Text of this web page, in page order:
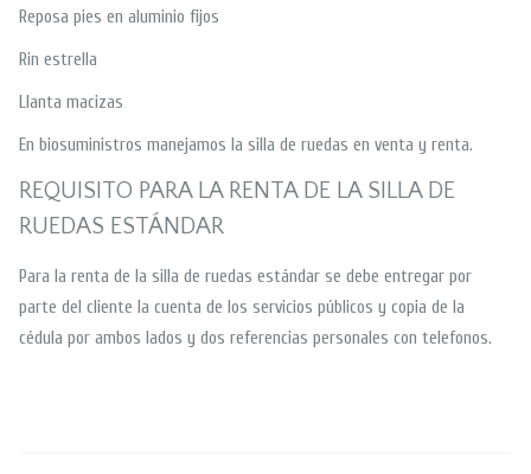
Reposa pies en aluminio fijos
Rin estrella
Llanta macizas
En biosuministros manejamos la silla de ruedas en venta y renta.
REQUISITO PARA LA RENTA DE LA SILLA DE
RUEDAS ESTÁNDAR
Para la renta de la silla de ruedas estándar se debe entregar por
parte del cliente la cuenta de los servicios públicos y copia de la
cédula por ambos lados y dos referencias personales con telefonos.